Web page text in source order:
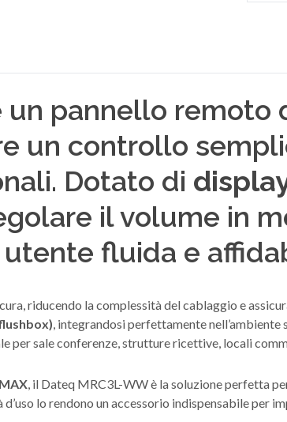
un pannello remoto
un controllo
Dotato di
il volume in
utente fluida e
riducendo la complessità del cablaggio e
, integrandosi perfettamente
per sale conferenze, strutture ricettive, locali
, il Dateq MRC3L-WW è la soluzione perfetta
lo rendono un accessorio indispensabile per